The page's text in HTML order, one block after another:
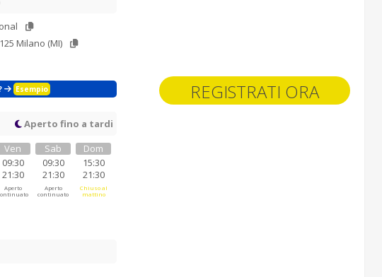
REGISTRATI ORA
Milano (MI)
Esempio
Aperto fino a tardi
Ven
09:30
21:30
Aperto
Sab
09:30
21:30
Aperto
continuato
Dom
15:30
21:30
Chiuso al
mattino